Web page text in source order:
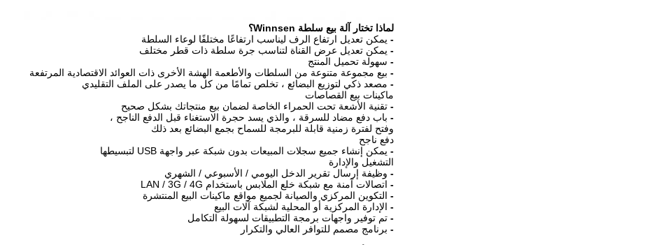
لماذا تختار آلة بيع سلطة Winnsen؟
- يمكن تعديل ارتفاع الرف ليناسب ارتفاعًا مختلفًا لوعاء السلطة
- يمكن تعديل عرض القناة لتناسب جرة سلطة ذات قطر مختلف
- سهولة تحميل المنتج
- بيع مجموعة متنوعة من السلطات والأطعمة الهشة الأخرى ذات العوائد الاقتصادية المرتفعة
- مصعد ذكي لتوزيع البضائع ، تخلص تمامًا من كل ما يصدر على الملف التقليدي
ماكينات بيع القصاصات
- تقنية الأشعة تحت الحمراء الخاصة لضمان بيع منتجاتك بشكل صحيح
- باب دفع مضاد للسرقة ، والذي يسد حجرة الاستغناء قبل الدفع الناجح ،
وفتح لفترة زمنية قابلة للبرمجة للسماح بجمع البضائع بعد ذلك
دفع ناجح
- يمكن إنشاء جميع سجلات المبيعات بدون شبكة عبر واجهة USB لتبسيطها
التشغيل والإدارة
- وظيفة إرسال تقرير الدخل اليومي / الأسبوعي / الشهري
- اتصالات آمنة مع شبكة خلع الملابس باستخدام LAN / 3G / 4G
- التكوين المركزي والصيانة لجميع مواقع ماكينات البيع المنتشرة
- الإدارة المركزية أو المحلية لشبكة آلات البيع
- تم توفير واجهات برمجة التطبيقات لسهولة التكامل
- برنامج مصمم للتوافر العالي والتكرار